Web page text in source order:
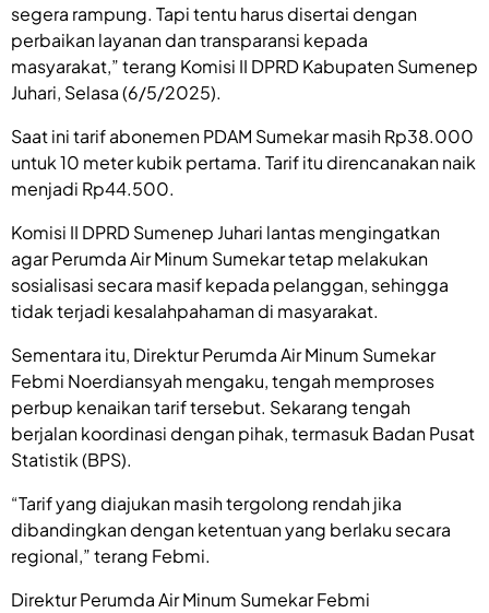
segera rampung. Tapi tentu harus disertai dengan
perbaikan layanan dan transparansi kepada
masyarakat,” terang Komisi II DPRD Kabupaten Sumenep
Juhari, Selasa (6/5/2025).
Saat ini tarif abonemen PDAM Sumekar masih Rp38.000
untuk 10 meter kubik pertama. Tarif itu direncanakan naik
menjadi Rp44.500.
Komisi II DPRD Sumenep Juhari lantas mengingatkan
agar Perumda Air Minum Sumekar tetap melakukan
sosialisasi secara masif kepada pelanggan, sehingga
tidak terjadi kesalahpahaman di masyarakat.
Sementara itu, Direktur Perumda Air Minum Sumekar
Febmi Noerdiansyah mengaku, tengah memproses
perbup kenaikan tarif tersebut. Sekarang tengah
berjalan koordinasi dengan pihak, termasuk Badan Pusat
Statistik (BPS).
“Tarif yang diajukan masih tergolong rendah jika
dibandingkan dengan ketentuan yang berlaku secara
regional,” terang Febmi.
Direktur Perumda Air Minum Sumekar Febmi